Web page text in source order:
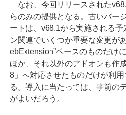
なお、今回リリースされた
らのみの提供となる。古いバー
ートは、v68.1から実施される
ン関連でいくつか重要な変更が
ebExtension”ベースのものだけ
ほか、それ以外のアドオンも作
8」へ対応させたものだけが利
る。導入に当たっては、事前の
がよいだろう。